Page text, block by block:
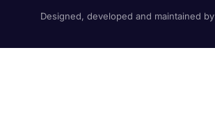
Designed, developed and maintained by